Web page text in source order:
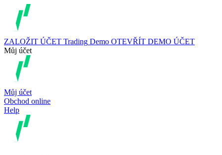
ZALOŽIT ÚČET Trading Demo OTEVŘÍT DEMO ÚČET
Můj účet
Můj účet
Obchod online
Help